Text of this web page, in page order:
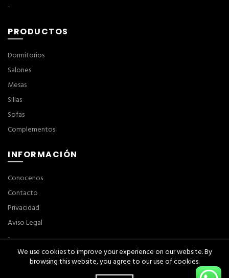
-
PRODUCTOS
Dormitorios
Salones
Mesas
Sillas
Sofas
Complementos
INFORMACIÓN
Conocenos
Contacto
Privacidad
Aviso Legal
-
We use cookies to improve your experience on our website. By
browsing this website, you agree to our use of cookies.